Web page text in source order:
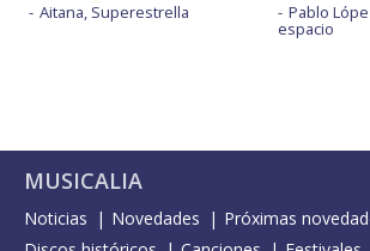
Aitana, Superestrella Pablo
espacio
MUSICALIA
Noticias Novedades
Próximas